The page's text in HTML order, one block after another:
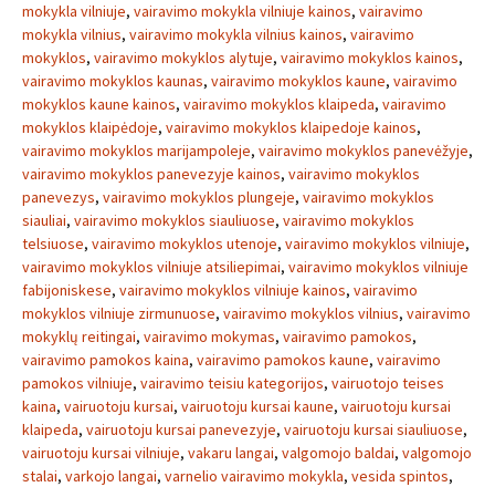
mokykla vilniuje, vairavimo mokykla vilniuje kainos, vairavimo
mokykla vilnius, vairavimo mokykla vilnius kainos, vairavimo
mokyklos, vairavimo mokyklos alytuje, vairavimo mokyklos kainos,
vairavimo mokyklos kaunas, vairavimo mokyklos kaune, vairavimo
mokyklos kaune kainos, vairavimo mokyklos klaipeda, vairavimo
mokyklos klaipėdoje, vairavimo mokyklos klaipedoje kainos,
vairavimo mokyklos marijampoleje, vairavimo mokyklos panevėžyje,
vairavimo mokyklos panevezyje kainos, vairavimo mokyklos
panevezys, vairavimo mokyklos plungeje, vairavimo mokyklos
siauliai, vairavimo mokyklos siauliuose, vairavimo mokyklos
telsiuose, vairavimo mokyklos utenoje, vairavimo mokyklos vilniuje,
vairavimo mokyklos vilniuje atsiliepimai, vairavimo mokyklos vilniuje
fabijoniskese, vairavimo mokyklos vilniuje kainos, vairavimo
mokyklos vilniuje zirmunuose, vairavimo mokyklos vilnius, vairavimo
mokyklų reitingai, vairavimo mokymas, vairavimo pamokos,
vairavimo pamokos kaina, vairavimo pamokos kaune, vairavimo
pamokos vilniuje, vairavimo teisiu kategorijos, vairuotojo teises
kaina, vairuotoju kursai, vairuotoju kursai kaune, vairuotoju kursai
klaipeda, vairuotoju kursai panevezyje, vairuotoju kursai siauliuose,
vairuotoju kursai vilniuje, vakaru langai, valgomojo baldai, valgomojo
stalai, varkojo langai, varnelio vairavimo mokykla, vesida spintos,